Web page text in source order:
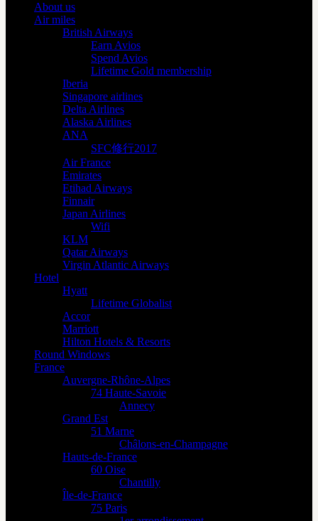
About us
Air miles
British Airways
Earn Avios
Spend Avios
Lifetime Gold membership
Iberia
Singapore airlines
Delta Airlines
Alaska Airlines
ANA
SFC修行2017
Air France
Emirates
Etihad Airways
Finnair
Japan Airlines
Wifi
KLM
Qatar Airways
Virgin Atlantic Airways
Hotel
Hyatt
Lifetime Globalist
Accor
Marriott
Hilton Hotels & Resorts
Round Windows
France
Auvergne-Rhône-Alpes
74 Haute-Savoie
Annecy
Grand Est
51 Marne
Châlons-en-Champagne
Hauts-de-France
60 Oise
Chantilly
Île-de-France
75 Paris